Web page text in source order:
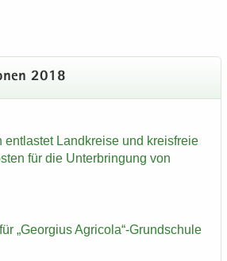
2018
ent­las­tet Land­krei­se und kreis­freie
für die Un­ter­brin­gung von
„Ge­or­gi­us Agri­co­la“-​Grundschule